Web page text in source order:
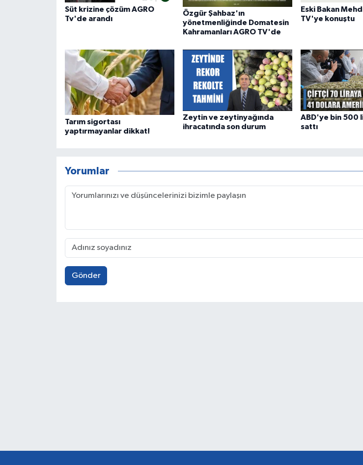
Süt krizine çözüm AGRO
Tv'de arandı
Özgür Şahbaz'ın
yönetmenliğinde Domatesin
Kahramanları AGRO TV'de
Eski Bakan
TV'ye konuştu
Tarım sigortası
yaptırmayanlar dikkat!
Zeytin ve zeytinyağında
ihracatında son durum
ABD'ye bin 500
sattı
Yorumlar
Gönder